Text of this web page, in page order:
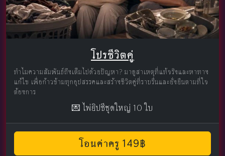
โปรชีวิตคู่
ทำไมความสัมพันธ์ถึงเต็มไปด้วยปัญหา? มาดูสาเหตุที่แท้จริงและหาทาง
แก้ไข เพื่อก้าวข้ามทุกอุปสรรคและสร้างชีวิตคู่ที่ราบรื่นและยั่งยืนตามที่ใจ
ต้องการ
💌 ไพ่ยิปซีชุดใหญ่ 10 ใบ
โอนค่าครู 149฿